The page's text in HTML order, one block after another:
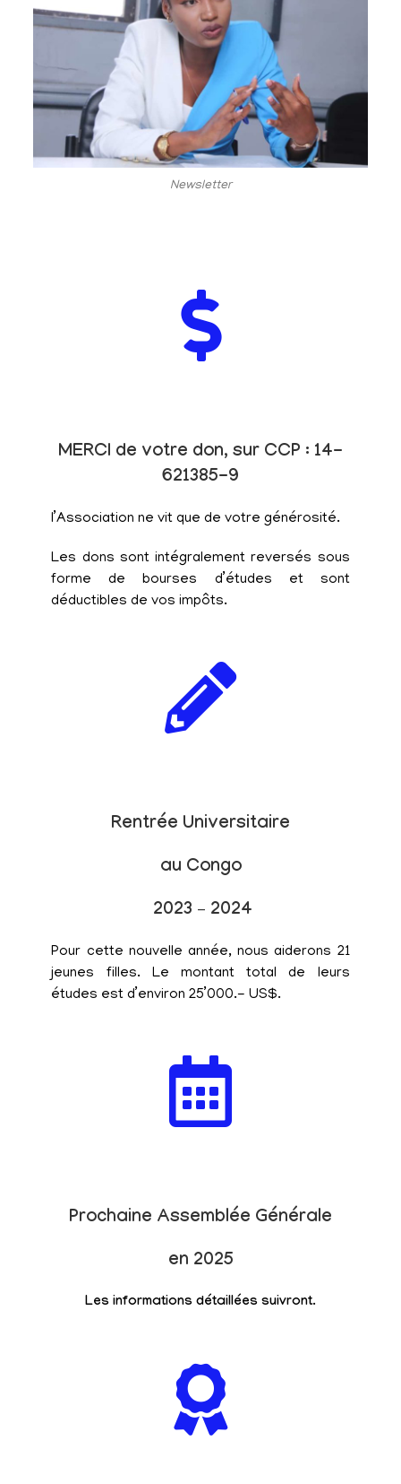
Newsletter
MERCI de votre don, sur CCP : 14-
621385-9
l’Association ne vit que de votre générosité.
Les dons sont intégralement reversés sous
forme de bourses d’études et sont
déductibles de vos impôts.
Rentrée Universitaire
au Congo
2023 – 2024
Pour cette nouvelle année, nous aiderons 21
jeunes filles. Le montant total de leurs
études est d’environ 25’000.- US$.
Prochaine Assemblée Générale
en 2025
Les informations détaillées suivront.